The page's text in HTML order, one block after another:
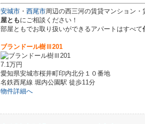
安城市 ・ 西尾市周辺の西三河の賃貸マンション
屋ともにご相談ください！
部屋ともでお取り扱いができるアパートはすべて
ブランドール樹Ⅲ201
7.1万円
愛知県安城市桜井町印内北分１０番地
名鉄西尾線 堀内公園駅 徒歩11分
物件詳細へ